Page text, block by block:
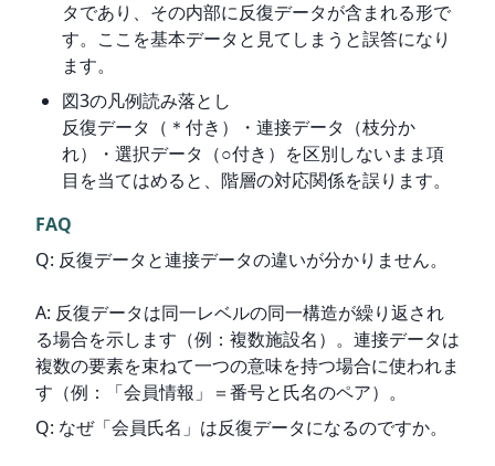
タであり、その内部に反復データが含まれる形で
す。ここを基本データと見てしまうと誤答になり
ます。
図3の凡例読み落とし
反復データ（＊付き）・連接データ（枝分か
れ）・選択データ（○付き）を区別しないまま項
目を当てはめると、階層の対応関係を誤ります。
FAQ
Q: 反復データと連接データの違いが分かりません。
A: 反復データは同一レベルの同一構造が繰り返され
る場合を示します（例：複数施設名）。連接データは
複数の要素を束ねて一つの意味を持つ場合に使われま
す（例：「会員情報」＝番号と氏名のペア）。
Q: なぜ「会員氏名」は反復データになるのですか。